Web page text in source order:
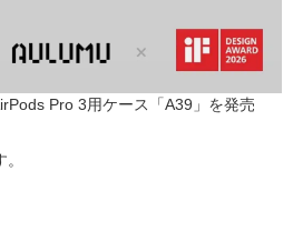
Pro 3用ケース「A39」を発売